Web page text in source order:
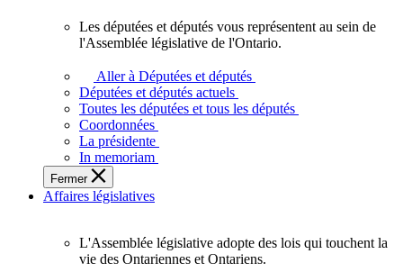
députés
vous
représentent
sein
de
l'Assemblée
législative
l'Ontario.
Les députées et députés vous représentent au sein de
l'Assemblée législative de l'Ontario.
Aller à Députées et députés
Députées et députés actuels
Toutes les députées et tous les députés
Coordonnées
La présidente
In memoriam
Fermer
Affaires législatives
L'Assemblée
L'Assemblée législative adopte des lois qui touchent la
vie des Ontariennes et Ontariens.